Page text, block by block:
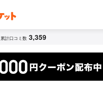
累計口コミ数 3,359